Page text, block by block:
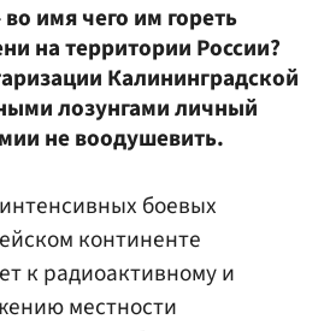
имя чего им гореть
на территории России?
Калининградской
лозунгами личный
не воодушевить.
боевых
континенте
к радиоактивному и
местности